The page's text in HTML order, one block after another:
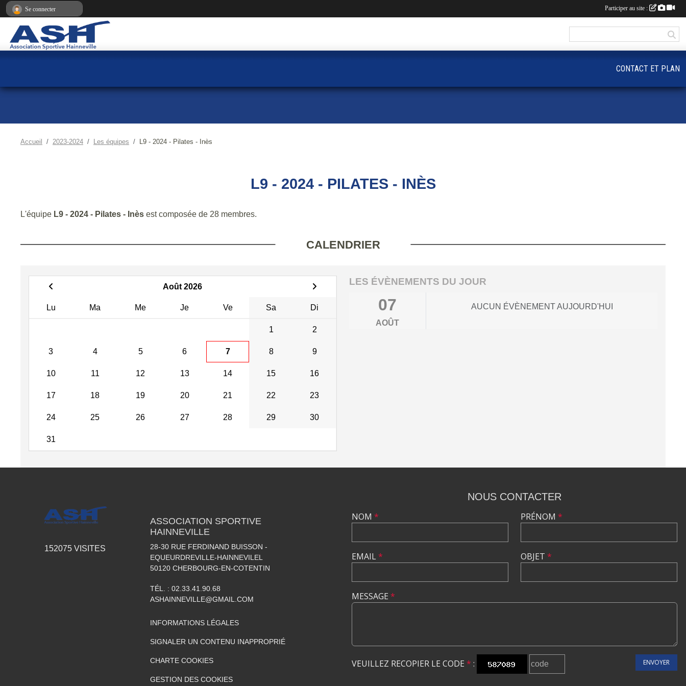
Accueil 2023-2024 Les équipes L9 - 2024 - Pilates - Inès
L9 - 2024 - PILATES - INÈS
L'équipe L9 - 2024 - Pilates - Inès est composée de 28 membres.
CALENDRIER
Août 2026
Lu Ma Me Je Ve Sa Di
1 2
3 4 5 6 7 8 9
10 11 12 13 14 15 16
17 18 19 20 21 22 23
24 25 26 27 28 29 30
31
LES ÉVÈNEMENTS DU JOUR
07
AOÛT
AUCUN ÉVÈNEMENT AUJOURD'HUI
CONTACT ET PLAN
152075 VISITES
ASSOCIATION SPORTIVE
HAINNEVILLE
28-30 RUE FERDINAND BUISSON -
EQUEURDREVILLE-HAINNEVILEL
50120 CHERBOURG-EN-COTENTIN
TÉL. : 02.33.41.90.68
ASHAINNEVILLE@GMAIL.COM
INFORMATIONS LÉGALES
SIGNALER UN CONTENU INAPPROPRIÉ
CHARTE COOKIES
GESTION DES COOKIES
NOUS CONTACTER
NOM *
EMAIL*
PRÉNOM *
OBJET *
MESSAGE *
VEUILLEZ RECOPIER LE CODE * : ENVOYER
Se connecter Participer au site :
Panneau de gestion des cookies